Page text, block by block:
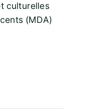
culturelles
(MDA)